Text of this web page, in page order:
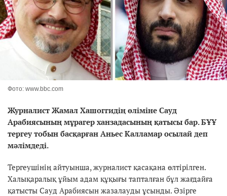
Фото: www.bbc.com
Журналист Жамал Хашоггидің өліміне Сауд
Арабиясының мұрагер ханзадасының қатысы бар. БҰҰ
тергеу тобын басқарған Аньес Калламар осылай деп
мәлімдеді.
Тергеушінің айтуынша, журналист қасақана өлтірілген.
Халықаралық ұйым адам құқығы тапталған бұл жағдайға
қатысты Сауд Арабиясын жазалауды ұсынды. Әзірге